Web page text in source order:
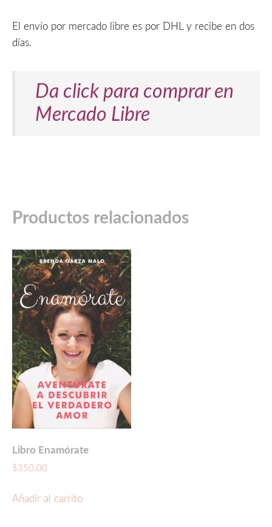
El envío por mercado libre es por DHL y recibe en dos
días.
Da click para comprar en
Mercado Libre
Productos relacionados
Libro Enamórate
$350.00
Añadir al carrito